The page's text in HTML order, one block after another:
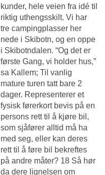
kunder, hele veien fra idé til
riktig uthengsskilt. Vi har
tre campingplasser her
nede i Skibotn, og en oppe
i Skibotndalen. “Og det er
første Gang, vi holder hus,”
sa Kallem; Til vanlig
mature turen tatt bare 2
dager. Representerer et
fysisk førerkort bevis på en
persons rett til å kjøre bil,
som sjåfører alltid må ha
med seg, eller kan deres
rett til å føre bil bekreftes
på andre måter? 18 Så hør
da dere lignelsen om